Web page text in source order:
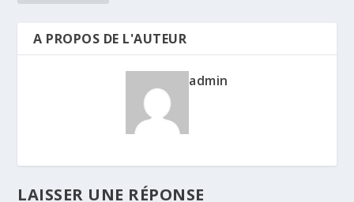
A PROPOS DE L'AUTEUR
admin
LAISSER UNE RÉPONSE